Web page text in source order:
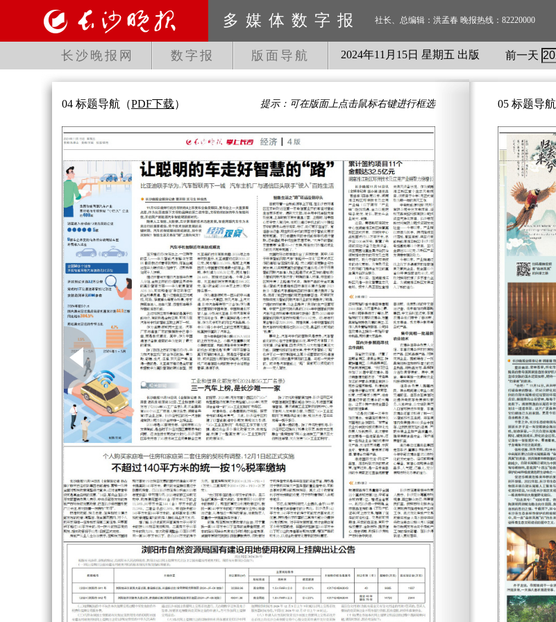
多媒体数字报 社长、总编辑：洪孟春 晚报热线：82220000
长沙晚报网 数字报 版面导航 2024年11 月 15日 星期五 出版 前一天
04 标题导航 （PDF下载） 提示：可在版面上点击鼠标右键进行框选 05 标题导航